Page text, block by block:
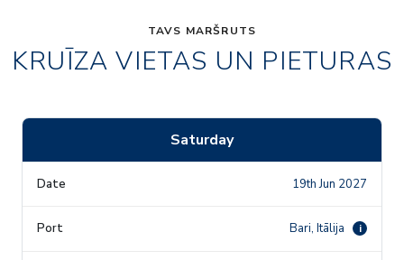
TAVS MARŠRUTS
KRUĪZA VIETAS UN PIETURAS
Saturday
19th Jun 2027
Bari, Itālija i